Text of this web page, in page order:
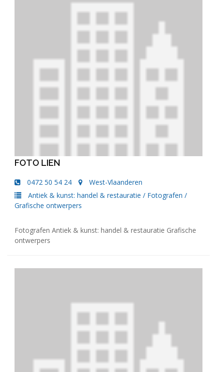
FOTO LIEN
0472 50 54 24
West-Vlaanderen
Antiek & kunst: handel & restauratie / Fotografen /
Grafische ontwerpers
Fotografen Antiek & kunst: handel & restauratie Grafische
ontwerpers